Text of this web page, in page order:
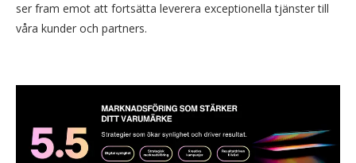
ser fram emot att fortsätta leverera exceptionella tjänster till
våra kunder och partners.